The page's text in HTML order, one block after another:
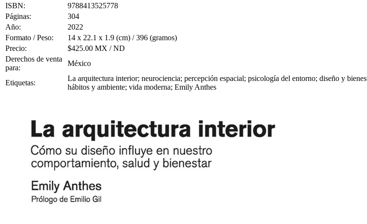
ISBN:
9788413525778
Páginas:
304
Año:
2022
Formato / Peso:
14 x 22.1 x 1.9 (cm) / 396 (gramos)
Precio:
$425.00 MX / ND
Derechos de venta
para:
México
Etiquetas:
La arquitectura interior; neurociencia; percepción espacial; psicología del entorno; diseño y
hábitos y ambiente; vida moderna; Emily Anthes